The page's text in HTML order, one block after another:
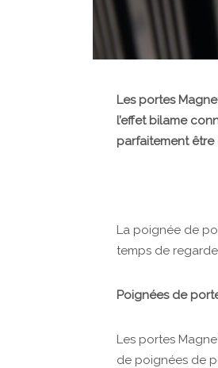
Les portes
l’effet bilame
parfaitement
La poignée de
temps de
Poignées de
Les portes
de poignées de